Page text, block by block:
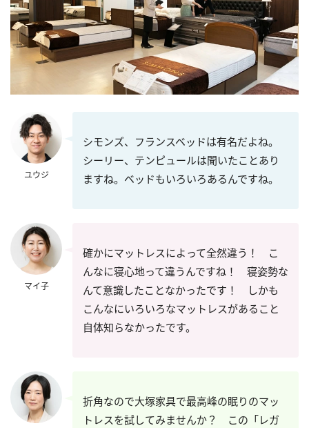
ユウジ
シモンズ、フランスベッドは有名だよね。
シーリー、テンピュールは聞いたことあり
ますね。ベッドもいろいろあるんですね。
マイ子
確かにマットレスによって全然違う！ こ
んなに寝心地って違うんですね！ 寝姿勢な
んて意識したことなかったです！ しかも
こんなにいろいろなマットレスがあること
自体知らなかったです。
折角なので大塚家具で最高峰の眠りのマッ
トレスを試してみませんか？ この「レガ